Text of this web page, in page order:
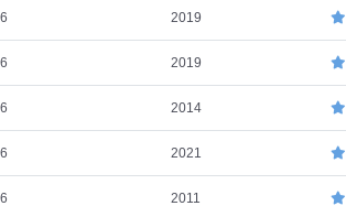
2019
2019
2014
2021
2011